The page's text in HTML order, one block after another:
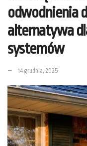
odwodnienia
alternatywa
systemów
14 grudnia, 2025